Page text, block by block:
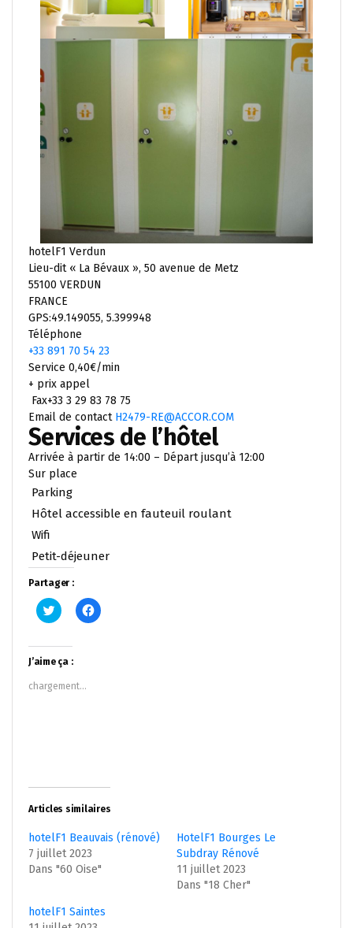
hotelF1 Verdun
Lieu-dit « La Bévaux », 50 avenue de Metz
55100 VERDUN
FRANCE
GPS:49.149055, 5.399948
Téléphone
+33 891 70 54 23
Service 0,40€/min
+ prix appel
Fax+33 3 29 83 78 75
Email de contact H2479-RE@ACCOR.COM
Services de l’hôtel
Arrivée à partir de 14:00 – Départ jusqu’à 12:00
Sur place
Parking
Hôtel accessible en fauteuil roulant
Wifi
Petit-déjeuner
Partager :
Cliquez
pour
Twitter(ouvre
dans
une
nouvelle
fenêtre)
Cliquez
pour
J’aime ça :
chargement…
Articles similaires
hotelF1 Beauvais (rénové)
7 juillet 2023
Dans "60 Oise"
HotelF1 Bourges Le
Subdray Rénové
11 juillet 2023
Dans "18 Cher"
hotelF1 Saintes